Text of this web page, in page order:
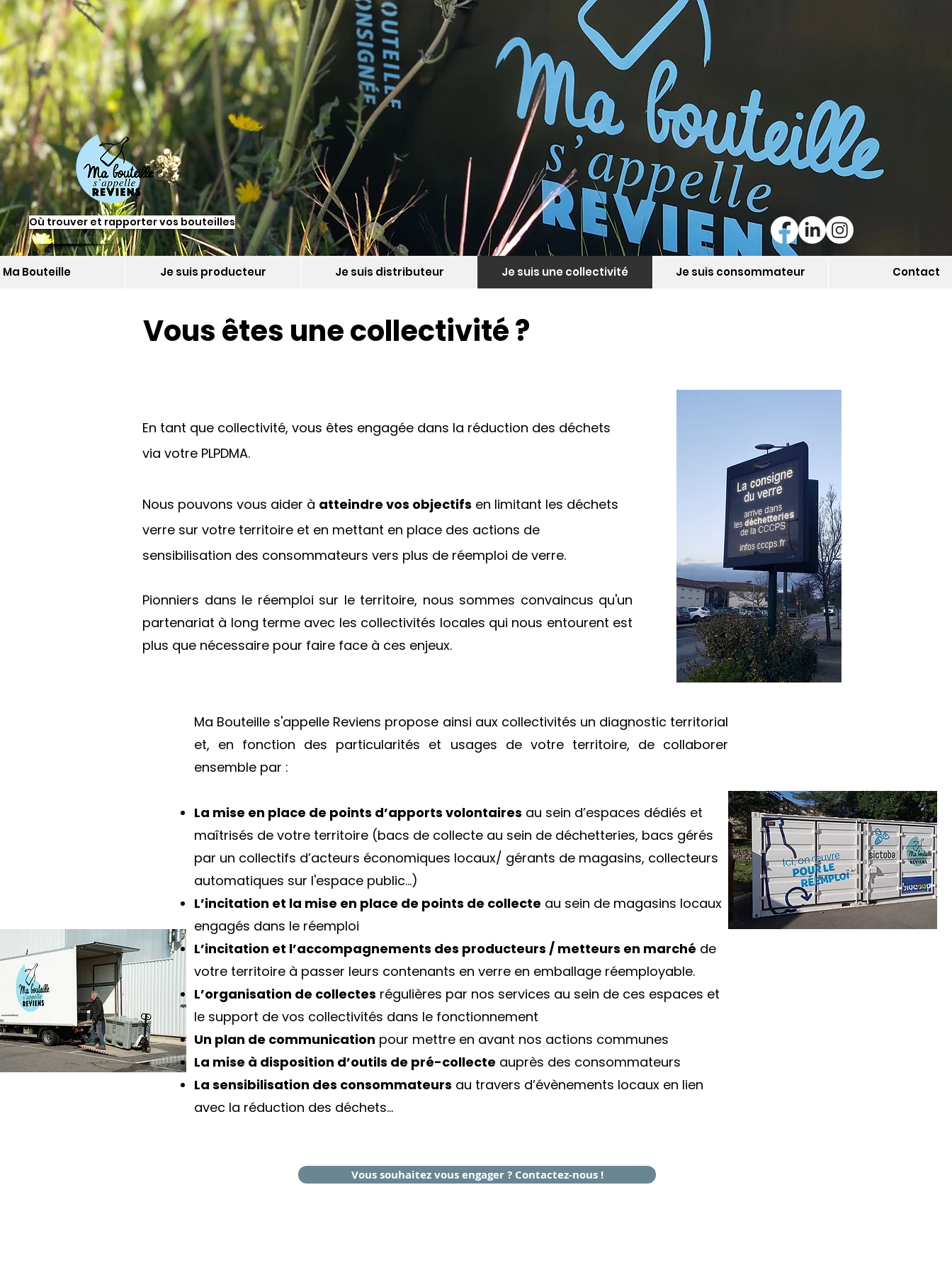
Où trouver et rapporter vos bouteilles
Ma Bouteille Je suis producteur Je suis distributeur Je suis une collectivité Je suis consommateur Contact
Vous êtes une collectivité ?
En tant que collectivité, vous êtes engagée dans la réduction des déchets
via votre PLPDMA.
Nous pouvons vous aider à atteindre vos objectifs en limitant les déchets
verre sur votre territoire et en mettant en place des actions de
sensibilisation des consommateurs vers plus de réemploi de verre.
Pionniers dans le réemploi sur le territoire, nous sommes convaincus qu'un
partenariat à long terme avec les collectivités locales qui nous entourent est
plus que nécessaire pour faire face à ces enjeux.
Ma Bouteille s'appelle Reviens propose ainsi aux collectivités un diagnostic territorial
et, en fonction des particularités et usages de votre territoire, de collaborer
ensemble par :
La mise en place de points d’apports volontaires au sein d’espaces dédiés et
maîtrisés de votre territoire (bacs de collecte au sein de déchetteries, bacs gérés
par un collectifs d’acteurs économiques locaux/ gérants de magasins, collecteurs
automatiques sur l'espace public…)
L’incitation et la mise en place de points de collecte au sein de magasins locaux
engagés dans le réemploi
L’incitation et l’accompagnements des producteurs / metteurs en marché de
votre territoire à passer leurs contenants en verre en emballage réemployable.
L’organisation de collectes régulières par nos services au sein de ces espaces et
le support de vos collectivités dans le fonctionnement
Un plan de communication pour mettre en avant nos actions communes
La mise à disposition d’outils de pré-collecte auprès des consommateurs
La sensibilisation des consommateurs au travers d’évènements locaux en lien
avec la réduction des déchets…
Vous souhaitez vous engager ? Contactez-nous !